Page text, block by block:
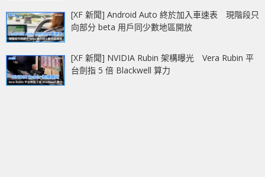
[XF 新聞] Android Auto 終於加入車速表 現階段只
向部分 beta 用戶同少數地區開放
[XF 新聞] NVIDIA Rubin 架構曝光 Vera Rubin 平
台劍指 5 倍 Blackwell 算力